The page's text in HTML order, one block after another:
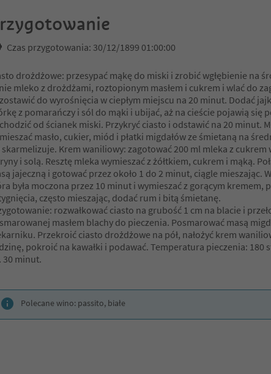
Czas przygotowania: 30/12/1899 01:00:00
drożdżowe: przesypać mąkę do miski i zrobić wgłębienie na
mleko z drożdżami, roztopionym masłem i cukrem i wlać do
do wyrośnięcia w ciepłym miejscu na 20 minut. Dodać
z pomarańczy i sól do mąki i ubijać, aż na cieście pojawią się
od ścianek miski. Przykryć ciasto i odstawić na 20 minut.
masło, cukier, miód i płatki migdałów ze śmietaną na
skarmelizuje. Krem waniliowy: zagotować 200 ml mleka z
i solą. Resztę mleka wymieszać z żółtkiem, cukrem i mąką.
jajeczną i gotować przez około 1 do 2 minut, ciągle mieszając.
była moczona przez 10 minut i wymieszać z gorącym kremem,
często mieszając, dodać rum i bitą śmietanę.
rozwałkować ciasto na grubość 1 cm na blacie i
masłem blachy do pieczenia. Posmarować masą
Przekroić ciasto drożdżowe na pół, nałożyć krem
pokroić na kawałki i podawać. Temperatura pieczenia: 180
30 minut.
Polecane wino: passito, białe